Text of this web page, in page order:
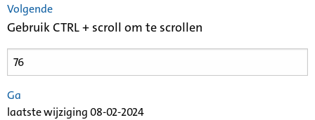
Volgende
Gebruik CTRL + scroll om te scrollen
Ga
laatste wijziging 08-02-2024